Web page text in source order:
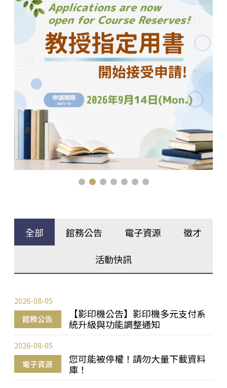
全部 館務公告 電子資源 徵才
活動快訊
館務公告
【影印機公告】影印機多元支付系
統升級與功能調整通知
2026-08-05
電子資源
您可能被停權！請勿大量下載資料
庫！
2026-08-05